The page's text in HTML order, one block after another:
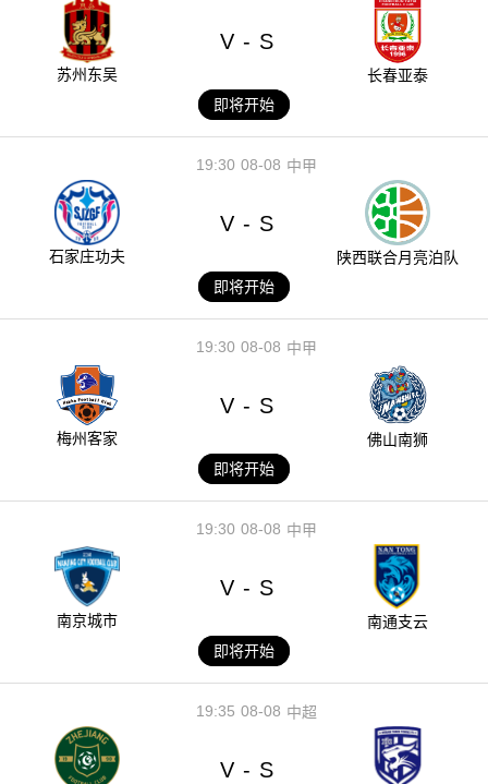
苏州东吴
V - S
长春亚泰
即将开始
08-08
19:30 中甲
石家庄功夫
V - S
陕西联合月亮泊队
即将开始
08-08
19:30 中甲
梅州客家
V - S
佛山南狮
即将开始
08-08
19:30 中甲
南京城市
V - S
南通支云
即将开始
08-08
19:35 中超
V - S